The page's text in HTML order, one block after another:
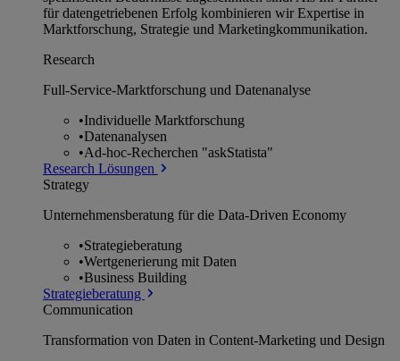
für datengetriebenen Erfolg kombinieren wir Expertise in
Marktforschung, Strategie und Marketingkommunikation.
Research
Full-Service-Marktforschung und Datenanalyse
•Individuelle Marktforschung
•Datenanalysen
•Ad-hoc-Recherchen "askStatista"
Research Lösungen
Strategy
Unternehmens­beratung für die Data-Driven Economy
•Strategieberatung
•Wertgenerierung mit Daten
•Business Building
Strategieberatung
Communication
Transformation von Daten in Content-Marketing und Design